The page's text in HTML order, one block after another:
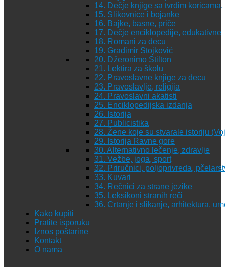
14. Dečje knjige sa tvrdim
15. Slikovnice i bojanke
16. Bajke, basne, priče
17. Dečje enciklopedije, edukativne
18. Romani za decu
19. Gradimir Stojković
20. Džeronimo Stilton
21. Lektira za školu
22. Pravoslavne knjige za decu
23. Pravoslavlje, religija
24. Pravoslavni akatisti
25. Enciklopedijska izdanja
26. Istorija
27. Publicistika
28. Žene koje su stvarale istoriju
29. Istorija Ravne gore
30. Alternativno lečenje, zdravlje
31. Vežbe, joga, sport
32. Priručnici, poljoprivreda,
33. Kuvari
34. Rečnici za strane jezike
35. Leksikoni stranih reči
36. Crtanje i slikanje, arhitektura,
Kako kupiti
Pratite isporuku
Iznos poštarine
Kontakt
O nama